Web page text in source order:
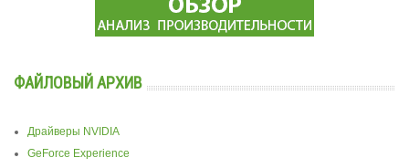
ФАЙЛОВЫЙ АРХИВ
Драйверы NVIDIA
GeForce Experience